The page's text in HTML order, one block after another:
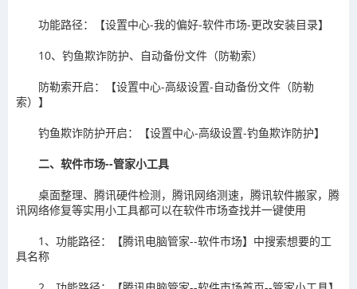
功能路径：【设置中心-我的偏好-软件市场-更改安装目录】
10、钓鱼欺诈防护、自动备份文件（防勒索）
防勒索开启：【设置中心-高级设置-自动备份文件（防勒
索）】
钓鱼欺诈防护开启：【设置中心-高级设置-钓鱼欺诈防护】
二、软件市场--管家小工具
桌面整理、腾讯硬件检测，腾讯网络测速，腾讯软件搬家，腾
讯网络修复等实用小工具都可以在软件市场查找并一键使用
1、功能路径：【腾讯电脑管家--软件市场】中搜索想要的工
具名称